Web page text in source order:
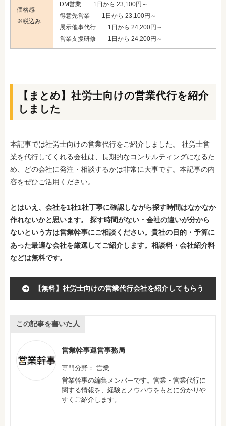
価格感
※税込み
DM営業 1日から 23,100円～
得意先営業 1日から 23,100円～
展示催事代行 1日から 24,200円～
営業支援研修 1日から 24,200円～
【まとめ】社労士向けの営業代行を紹介
しました
本記事では社労士向けの営業代行をご紹介しました。 社労士営
業を代行してくれる会社は、長期的なコンサルティングになるた
め、どの会社に発注・相談するかは非常に大事です。本記事の内
容をぜひご活用ください。
とはいえ、会社を1社1社丁寧に確認しながら探す時間はなかなか
作れないかと思います。 探す時間がない・会社の違いが分から
ないという方は営業幹事にご相談ください。 貴社の目的・予算に
あった最適な会社を厳選してご紹介します。相談料・会社紹介料
などは無料です。
【無料】社労士向けの営業代行会社を紹介してもらう
この記事を書いた人
営業幹事運営事務局
専門分野： 営業
営業幹事の編集メンバーです。営業・営業代行に
関する情報を、経験とノウハウをもとに分かりや
すくご紹介します。